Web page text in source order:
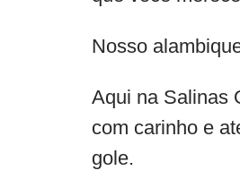
Nosso
Aqui na Salinas
com carinho e
gole.